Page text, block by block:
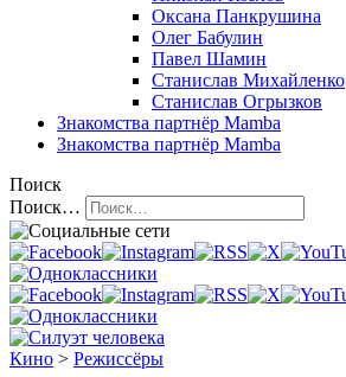
Оксана Панкрушина
Олег Бабулин
Павел Шамин
Станислав Михайленко
Станислав Огрызков
Знакомства партнёр Mamba
Знакомства партнёр Mamba
Поиск
Поиск…
Кино > Режиссёры